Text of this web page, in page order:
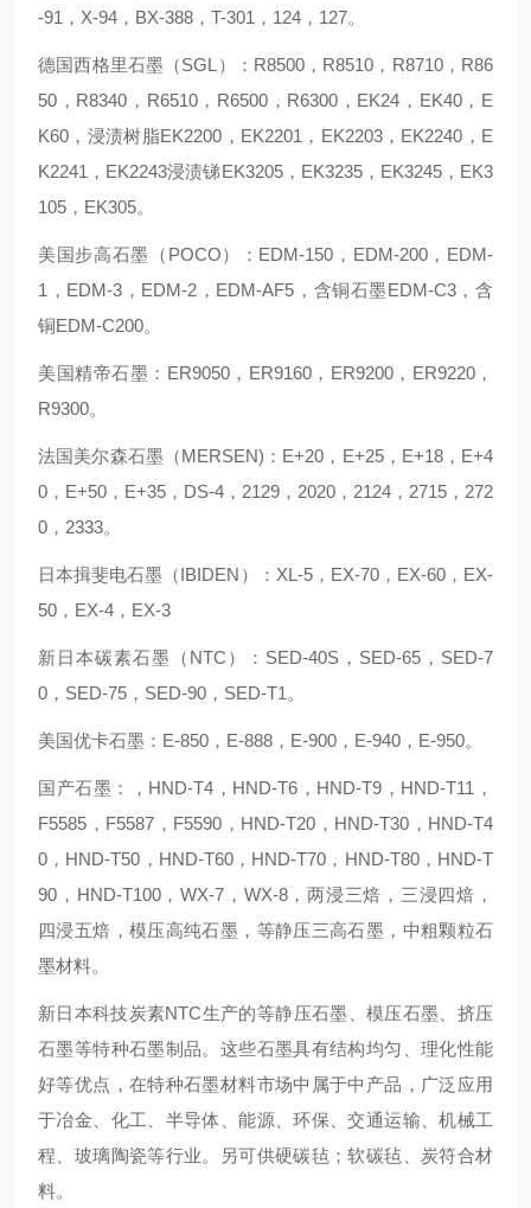
-91，X-94，BX-388，T-301，124，127。
德国西格里石墨（SGL）：R8500，R8510，R8710，R86
50，R8340，R6510，R6500，R6300，EK24，EK40，E
K60，浸渍树脂EK2200，EK2201，EK2203，EK2240，E
K2241，EK2243浸渍锑EK3205，EK3235，EK3245，EK3
105，EK305。
美国步高石墨（POCO）：EDM-150，EDM-200，EDM-
1，EDM-3，EDM-2，EDM-AF5，含铜石墨EDM-C3，含
铜EDM-C200。
美国精帝石墨：ER9050，ER9160，ER9200，ER9220，
R9300。
法国美尔森石墨（MERSEN)：E+20，E+25，E+18，E+4
0，E+50，E+35，DS-4，2129，2020，2124，2715，272
0，2333。
日本揖斐电石墨（IBIDEN）：XL-5，EX-70，EX-60，EX-
50，EX-4，EX-3
新日本碳素石墨（NTC）：SED-40S，SED-65，SED-7
0，SED-75，SED-90，SED-T1。
美国优卡石墨：E-850，E-888，E-900，E-940，E-950。
国产石墨：，HND-T4，HND-T6，HND-T9，HND-T11，
F5585，F5587，F5590，HND-T20，HND-T30，HND-T4
0，HND-T50，HND-T60，HND-T70，HND-T80，HND-T
90，HND-T100，WX-7，WX-8，两浸三焙，三浸四焙，
四浸五焙，模压高纯石墨，等静压三高石墨，中粗颗粒石
墨材料。
新日本科技炭素NTC生产的等静压石墨、模压石墨、挤压
石墨等特种石墨制品。这些石墨具有结构均匀、理化性能
好等优点，在特种石墨材料市场中属于中产品，广泛应用
于冶金、化工、半导体、能源、环保、交通运输、机械工
程、玻璃陶瓷等行业。另可供硬碳毡；软碳毡、炭符合材
料。